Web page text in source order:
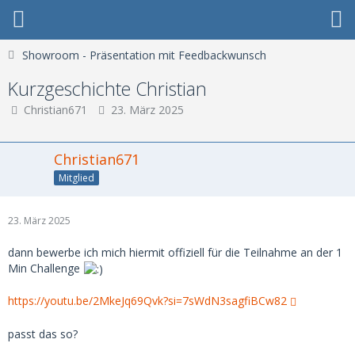
Showroom - Präsentation mit Feedbackwunsch
Kurzgeschichte Christian
Christian671 23. März 2025
Christian671
Mitglied
23. März 2025
dann bewerbe ich mich hiermit offiziell für die Teilnahme an der 1
Min Challenge
https://youtu.be/2MkeJq69Qvk?si=7sWdN3sagfiBCw82
passt das so?